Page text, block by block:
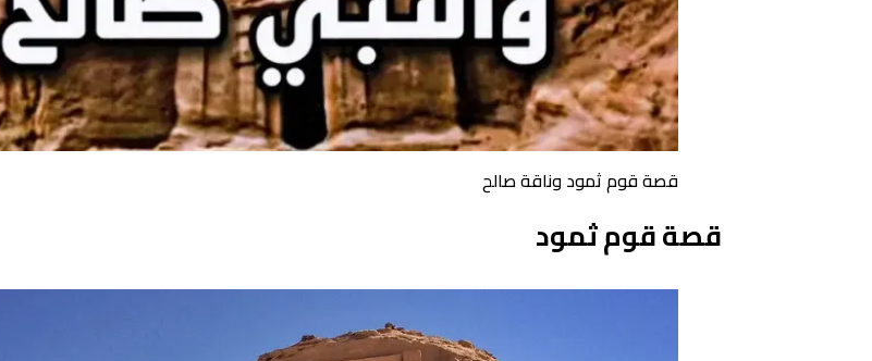
قصة قوم ثمود وناقة صالح
قصة قوم ثمود